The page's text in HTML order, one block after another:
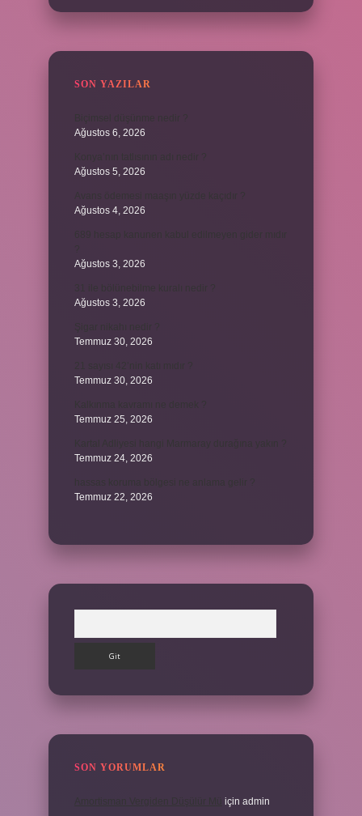
SON YAZILAR
Ağustos 6, 2026
Ağustos 5, 2026
Ağustos 4, 2026
Ağustos 3, 2026
Ağustos 3, 2026
Temmuz 30, 2026
Temmuz 30, 2026
Temmuz 25, 2026
Temmuz 24, 2026
Temmuz 22, 2026
SON YORUMLAR
için admin